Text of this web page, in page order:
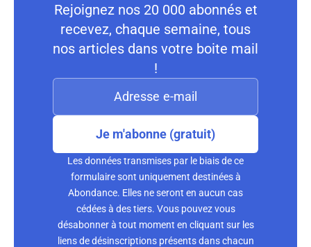
Rejoignez nos 20 000 abonnés et
recevez, chaque semaine, tous
nos articles dans votre boite mail
!
Je m'abonne (gratuit)
Les données transmises par le biais de ce
formulaire sont uniquement destinées à
Abondance. Elles ne seront en aucun cas
cédées à des tiers. Vous pouvez vous
désabonner à tout moment en cliquant sur les
liens de désinscriptions présents dans chacun